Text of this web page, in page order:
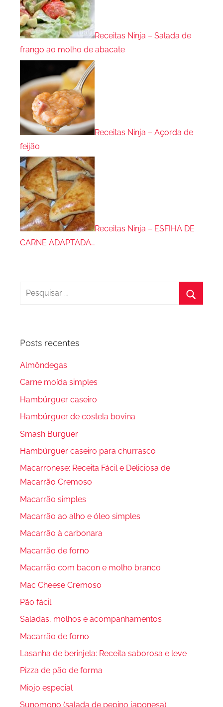
Receitas Ninja – Salada de
frango ao molho de abacate
Receitas Ninja – Açorda de
feijão
Receitas Ninja – ESFIHA DE
CARNE ADAPTADA…
Pesquisar
Posts recentes
Almôndegas
Carne moída simples
Hambúrguer caseiro
Hambúrguer de costela bovina
Smash Burguer
Hambúrguer caseiro para churrasco
Macarronese: Receita Fácil e Deliciosa de
Macarrão Cremoso
Macarrão simples
Macarrão ao alho e óleo simples
Macarrão à carbonara
Macarrão de forno
Macarrão com bacon e molho branco
Mac Cheese Cremoso
Pão fácil
Saladas, molhos e acompanhamentos
Macarrão de forno
Lasanha de berinjela: Receita saborosa e leve
Pizza de pão de forma
Miojo especial
Sunomono (salada de pepino japonesa)